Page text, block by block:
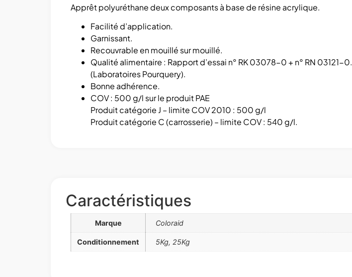
Apprêt polyuréthane deux composants à base de résine acrylique.
Facilité d’application.
Garnissant.
Recouvrable en mouillé sur mouillé.
Qualité alimentaire : Rapport d’essai n° RK 03078-0 + n° RN 03121-0.
(Laboratoires Pourquery).
Bonne adhérence.
COV : 500 g/l sur le produit PAE
Produit catégorie J – limite COV 2010 : 500 g/l
Produit catégorie C (carrosserie) – limite COV : 540 g/l.
Caractéristiques
Marque Coloraid
Conditionnement 5Kg, 25Kg